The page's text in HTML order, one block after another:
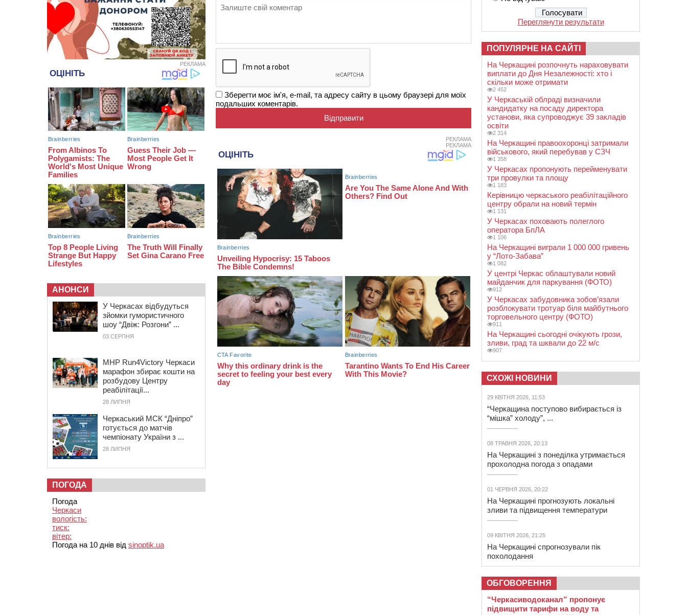
Зберегти моє ім'я, e-mail, та адресу сайту в цьому браузері для моїх
подальших коментарів.
РЕКЛАМА
РЕКЛАМА
09:42
“Черкасиводоканал” пропонує
підвищити тарифи на воду та
водовідведення з 2027 року
09:08
Встановити гойдалки, карусель і
закупити іграшки: у Черкасах
дитсадку
08:22 “На щиті” у Чорнобаївську
громаду повертається полеглий
біля Кліщіївки воїн
07:30 Понад 968 мільйонів гривень
Черкащині
06 СЕРПНЯ 2026, ЧЕТВЕР
21:13 Вісім медалей, з яких чотири
тріумфували на чемпіонаті України
РЕКЛАМА
АНОНСИ
У Черкасах відбудуться
зйомки гумористичного
шоу “Двіж: Розгони” ...
03 СЕРПНЯ
MHP Run4Victory Черкаси
марафон збирає кошти на
розбудову Центру
реабілітації...
28 ЛИПНЯ
Черкаський МСК “Дніпро”
готується до матчів
чемпіонату України з ...
28 ЛИПНЯ
ПОГОДА
Погода
Черкаси
вологість:
тиск:
вітер:
Погода на 10 днів від sinoptik.ua
Переглянути результати
ПОПУЛЯРНЕ НА САЙТІ
На Черкащині розпочнуть нараховувати
виплати до Дня Незалежності: хто і
скільки може отримати
2 452
У Черкаській облраді визначили
кандидатку на посаду директора
установи, яка супроводжує 39 закладів
освіти
2 314
На Черкащині правоохоронці затримали
військового, який перебував у СЗЧ
1 358
У Черкасах пропонують перейменувати
три провулки та площу
1 183
Керівницю черкаського реабілітаційного
центру обрали на новий термін
1 131
У Черкасах поховають полеглого
оператора БпЛА
1 106
На Черкащині виграли 1 000 000 гривень
у “Лото-Забава”
1 082
У центрі Черкас облаштували новий
майданчик для паркування (ФОТО)
912
У Черкасах забудовника зобов’язали
розблокувати тротуар біля майбутнього
торговельного центру (ФОТО)
911
На Черкащині сьогодні очікують грози,
зливи, град та шквали до 22 м/с
907
СХОЖІ НОВИНИ
29 КВІТНЯ 2026, 11:53
“Черкащина поступово вибирається із
“мішка” холоду”, ...
08 ТРАВНЯ 2026, 20:13
На Черкащині з понеділка утримається
прохолодна погода з опадами
01 ЧЕРВНЯ 2026, 20:22
На Черкащині прогнозують локальні
зливи та підвищення температури
09 КВІТНЯ 2026, 21:25
На Черкащині спрогнозували пік
похолодання
ОБГОВОРЕННЯ
“Черкасиводоканал” пропонує
підвищити тарифи на воду та